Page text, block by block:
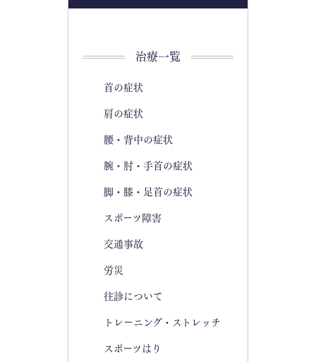
治療一覧
首の症状
肩の症状
腰・背中の症状
腕・肘・手首の症状
脚・膝・足首の症状
スポーツ障害
交通事故
労災
往診について
トレーニング・ストレッチ
スポーツはり